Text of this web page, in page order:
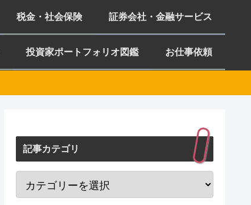
税金・社会保険 証券会社・金融サービス
投資家ポートフォリオ図鑑 お仕事依頼
記事カテゴリ